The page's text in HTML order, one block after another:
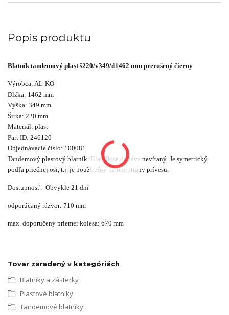
Popis produktu
Blatník tandemový plast š220/v349/d1462 mm prerušený čierny
Výrobca: AL-KO
Dĺžka: 1462 mm
Výška: 349 mm
Šírka: 220 mm
Materiál: plast
Part ID: 246120
Objednávacie číslo: 100081
Tandemový plastový blatník. Blatník sa dodáva nevŕtaný. Je symetrický
podľa priečnej osi, t.j. je použiteľný na obe strany prívesu.
Dostupnosť: Obvykle 21 dní
odporúčaný rázvor: 710 mm
max. doporučený priemer kolesa: 670 mm
Tovar zaradený v kategóriách
Blatníky a zásterky
Plastové blatníky
Tandemové blatníky